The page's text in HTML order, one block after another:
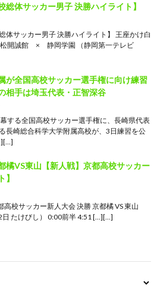
総体サッカー男子 決勝ハイライト】
体サッカー男子 決勝ハイライト】 王座かけ白
松開誠館 × 静岡学園 （静岡第一テレビ
が全国高校サッカー選手権に向け練習
手は埼玉代表・正智深谷
する全国高校サッカー選手権に、長崎県代表
長崎総合科学大学附属高校が、3日練習を公
橘VS東山【新人戦】京都高校サッカー
】
高校サッカー新人大会 決勝 京都橘 VS 東山
日 たけびし） 0:00前半 4:51 […][…]